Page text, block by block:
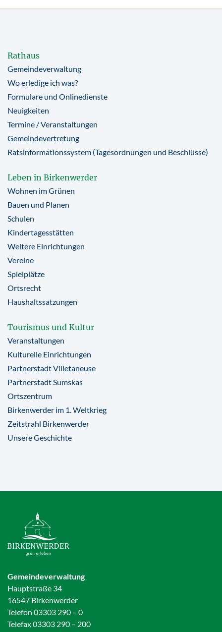
Rathaus
Gemeindeverwaltung
Wo erledige ich was?
Formulare und Onlinedienste
Neuigkeiten
Termine / Veranstaltungen
Gemeindevertretung
Ratsinformationssystem (Tagesordnungen und Beschlüsse)
Leben in Birkenwerder
Wohnen im Grünen
Bauen und Planen
Schulen
Kindertagesstätten
Weitere Einrichtungen
Vereine
Spielplätze
Ortsrecht
Haushaltssatzungen
Tourismus und Kultur
Veranstaltungen
Kulturelle Einrichtungen
Partnerstadt Villetaneuse
Partnerstadt Sumskas
Ortszentrum
Birkenwerder im 1. Weltkrieg
Zeitstrahl Birkenwerder
Unsere Geschichte
Gemeindeverwaltung
Hauptstraße 34
16547 Birkenwerder
Telefon 03303 290 – 0
Telefax 03303 290 – 200